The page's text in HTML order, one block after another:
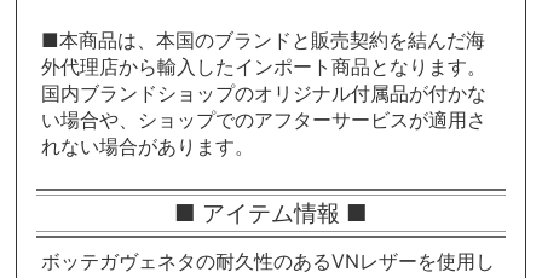
■本商品は、本国のブランドと販売契約を結んだ海
外代理店から輸入したインポート商品となります。
国内ブランドショップのオリジナル付属品が付かな
い場合や、ショップでのアフターサービスが適用さ
れない場合があります。
■ アイテム情報 ■
ボッテガヴェネタの耐久性のあるVNレザーを使用し